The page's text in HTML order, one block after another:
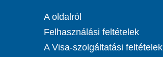
A oldalról
Felhasználási feltételek
A Visa-szolgáltatási feltételek